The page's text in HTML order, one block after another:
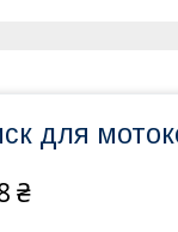
для
₴